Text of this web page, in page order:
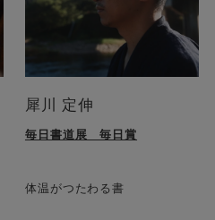
犀川 定伸
毎日書道展 毎日賞
体温がつたわる書